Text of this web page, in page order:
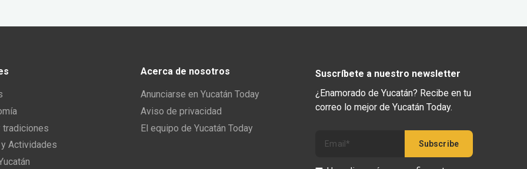
tradiciones
Actividades
Acerca de nosotros
Anunciarse en Yucatán Today
Aviso de privacidad
El equipo de Yucatán Today
Suscríbete a nuestro newsletter
¿Enamorado de Yucatán? Recibe en tu
correo lo mejor de Yucatán Today.